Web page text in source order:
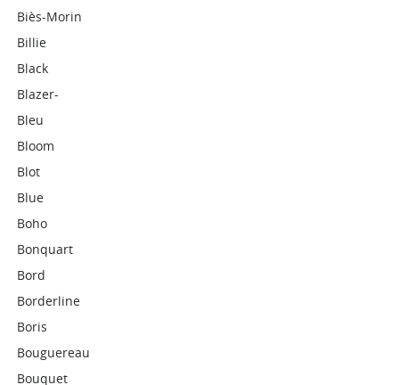
Biès-Morin
Billie
Black
Blazer-
Bleu
Bloom
Blot
Blue
Boho
Bonquart
Bord
Borderline
Boris
Bouguereau
Bouquet